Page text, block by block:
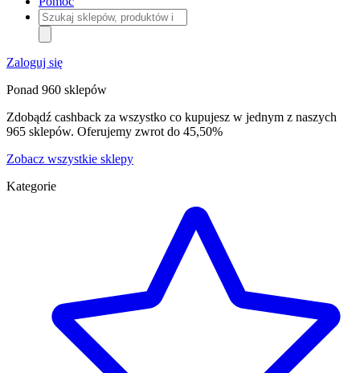
Szukaj
sklepów,
produktów
i
kategorii
Zaloguj się
Ponad 960 sklepów
Zdobądź cashback za wszystko co kupujesz w jednym z naszych
965 sklepów. Oferujemy zwrot do 45,50%
Zobacz wszystkie sklepy
Kategorie